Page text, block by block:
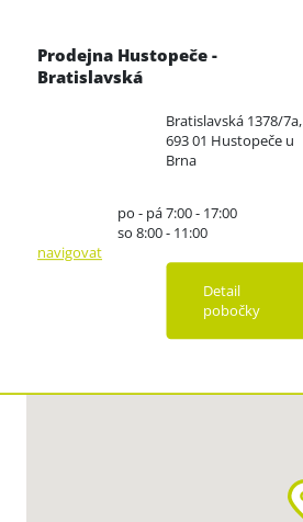
Prodejna Hustopeče -
Bratislavská
Bratislavská 1378/7a,
693 01 Hustopeče u
Brna
po - pá 7:00 - 17:00
so 8:00 - 11:00
navigovat
Detail
pobočky